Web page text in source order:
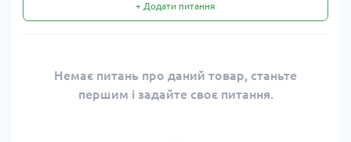
+ Додати питання
Немає питань про даний товар, станьте
першим і задайте своє питання.